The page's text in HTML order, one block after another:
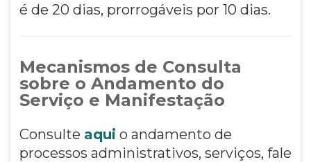
é de 20 dias, prorrogáveis por 10 dias.
Mecanismos de Consulta
sobre o Andamento do
Serviço e Manifestação
Consulte aqui o andamento de
processos administrativos, serviços, fale